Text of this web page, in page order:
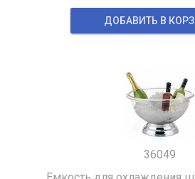
ДОБАВИТЬ В
36049